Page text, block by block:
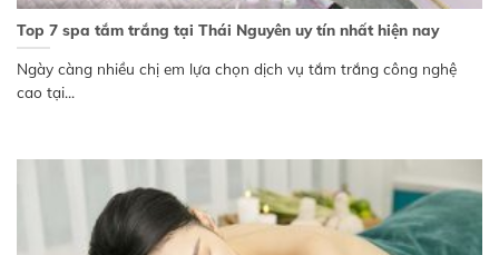
Top 7 spa tắm trắng tại Thái Nguyên uy tín nhất hiện nay
Ngày càng nhiều chị em lựa chọn dịch vụ tắm trắng công nghệ
cao tại...